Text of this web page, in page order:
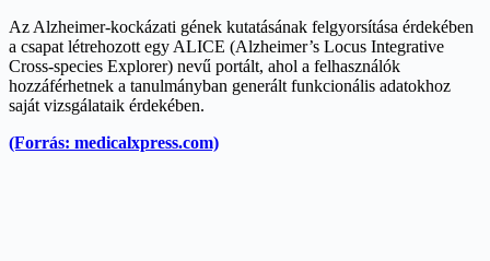
Az Alzheimer-kockázati gének kutatásának felgyorsítása érdekében
a csapat létrehozott egy ALICE (Alzheimer’s Locus Integrative
Cross-species Explorer) nevű portált, ahol a felhasználók
hozzáférhetnek a tanulmányban generált funkcionális adatokhoz
saját vizsgálataik érdekében.
(Forrás: medicalxpress.com)